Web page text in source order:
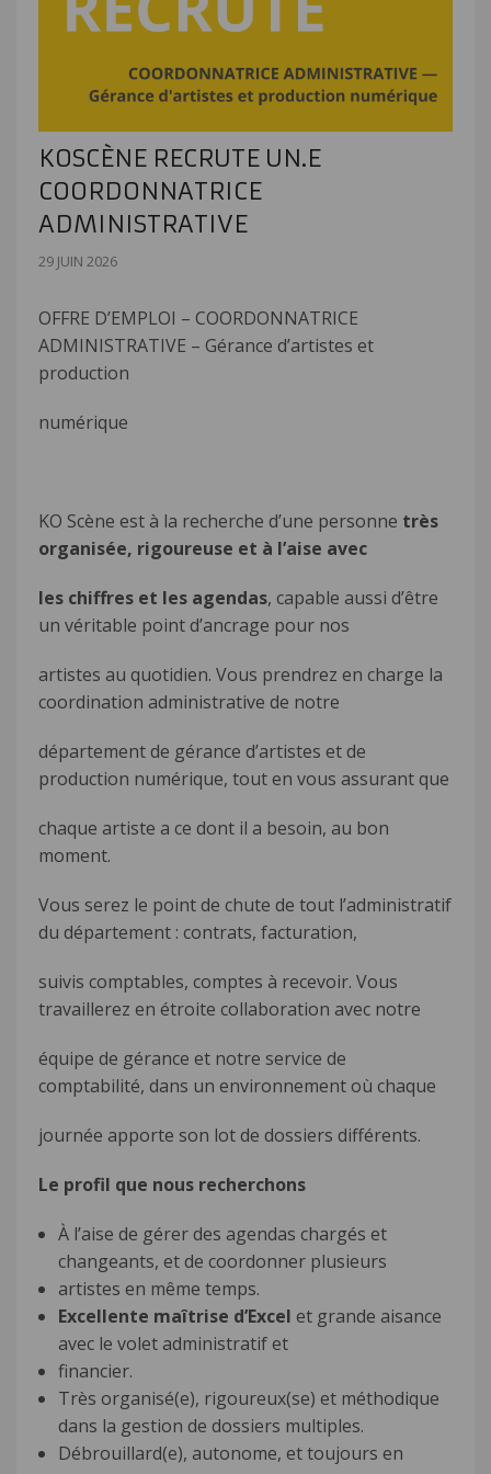
KOSCÈNE RECRUTE UN.E
COORDONNATRICE
ADMINISTRATIVE
29 JUIN 2026
OFFRE D’EMPLOI – COORDONNATRICE
ADMINISTRATIVE – Gérance d’artistes et
production
numérique
KO Scène est à la recherche d’une personne très
organisée, rigoureuse et à l’aise avec
les chiffres et les agendas, capable aussi d’être
un véritable point d’ancrage pour nos
artistes au quotidien. Vous prendrez en charge la
coordination administrative de notre
département de gérance d’artistes et de
production numérique, tout en vous assurant que
chaque artiste a ce dont il a besoin, au bon
moment.
Vous serez le point de chute de tout l’administratif
du département : contrats, facturation,
suivis comptables, comptes à recevoir. Vous
travaillerez en étroite collaboration avec notre
équipe de gérance et notre service de
comptabilité, dans un environnement où chaque
journée apporte son lot de dossiers différents.
Le profil que nous recherchons
À l’aise de gérer des agendas chargés et
changeants, et de coordonner plusieurs
artistes en même temps.
Excellente maîtrise d’Excel et grande aisance
avec le volet administratif et
financier.
Très organisé(e), rigoureux(se) et méthodique
dans la gestion de dossiers multiples.
Débrouillard(e), autonome, et toujours en